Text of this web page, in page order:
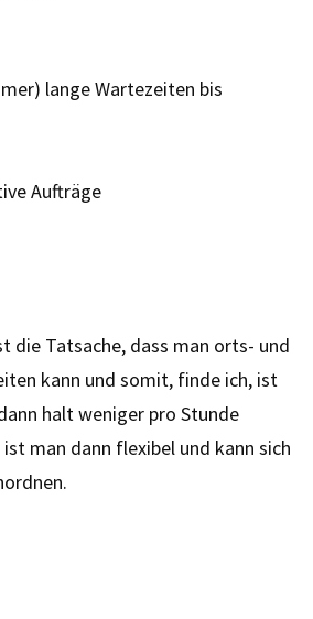
lange Wartezeiten bis
Aufträge
die Tatsache, dass man orts- und
kann und somit, finde ich, ist
halt weniger pro Stunde
man dann flexibel und kann sich